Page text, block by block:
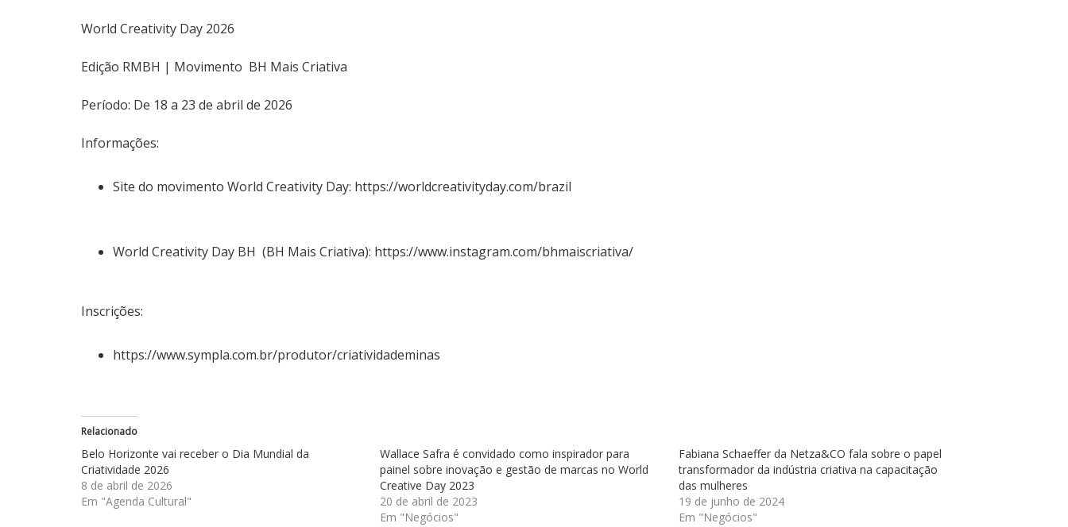
World Creativity Day 2026
Edição RMBH | Movimento BH Mais Criativa
Período: De 18 a 23 de abril de 2026
Informações:
Site do movimento World Creativity Day: https://worldcreativityday.com/brazil
World Creativity Day BH (BH Mais Criativa): https://www.instagram.com/bhmaiscriativa/
Inscrições:
https://www.sympla.com.br/produtor/criatividademinas
Relacionado
Belo Horizonte vai receber o Dia Mundial da
Criatividade 2026
8 de abril de 2026
Em "Agenda Cultural"
Wallace Safra é convidado como inspirador para
painel sobre inovação e gestão de marcas no World
Creative Day 2023
20 de abril de 2023
Em "Negócios"
Fabiana Schaeffer da Netza&CO fala sobre o papel
transformador da indústria criativa na capacitação
das mulheres
19 de junho de 2024
Em "Negócios"